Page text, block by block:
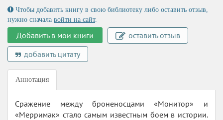
Чтобы добавить книгу в свою библиотеку либо оставить отзыв,
нужно сначала войти на сайт.
Добавить в мои книги
оставить отзыв
добавить цитату
Аннотация
Сражение между броненосцами «Монитор» и
«Мерримак» стало самым известным боем в истории.